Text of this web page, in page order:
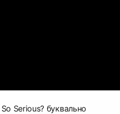
Serious? буквально